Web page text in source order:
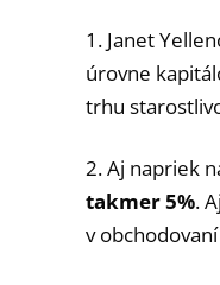
1. Janet
úrovne
trhu
2. Aj napriek
takmer 5%.
v